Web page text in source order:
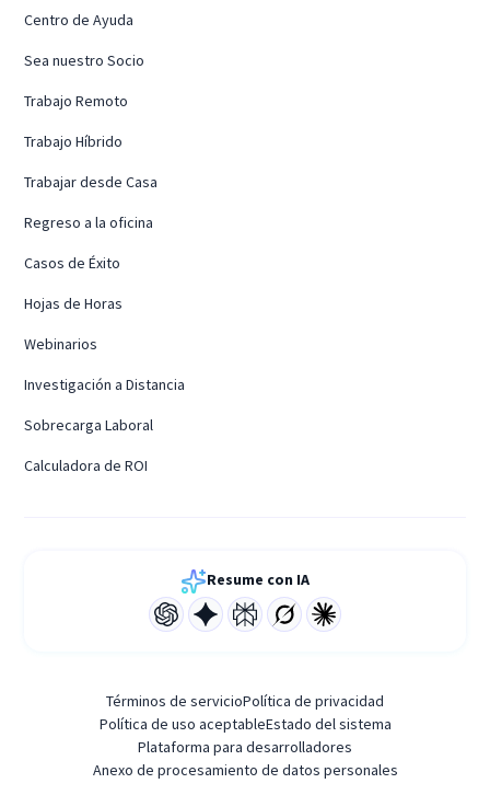
Centro de Ayuda
Sea nuestro Socio
Trabajo Remoto
Trabajo Híbrido
Trabajar desde Casa
Regreso a la oficina
Casos de Éxito
Hojas de Horas
Webinarios
Investigación a Distancia
Sobrecarga Laboral
Calculadora de ROI
Resume con IA
Términos de servicioPolítica de privacidad
Política de uso aceptableEstado del sistema
Plataforma para desarrolladores
Anexo de procesamiento de datos personales